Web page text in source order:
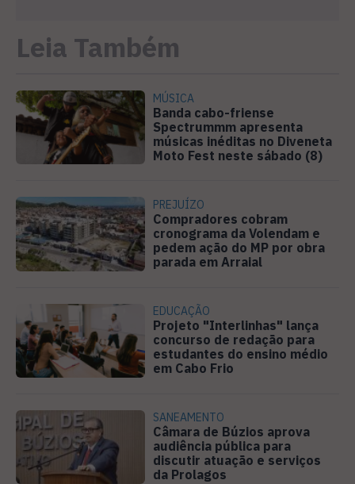
Leia Também
MÚSICA
Banda cabo-friense
Spectrummm apresenta
músicas inéditas no Diveneta
Moto Fest neste sábado (8)
PREJUÍZO
Compradores cobram
cronograma da Volendam e
pedem ação do MP por obra
parada em Arraial
EDUCAÇÃO
Projeto "Interlinhas" lança
concurso de redação para
estudantes do ensino médio
em Cabo Frio
SANEAMENTO
Câmara de Búzios aprova
audiência pública para
discutir atuação e serviços
da Prolagos